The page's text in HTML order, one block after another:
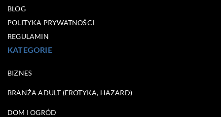
BLOG
POLITYKA PRYWATNOŚCI
REGULAMIN
KATEGORIE
BIZNES
BRANŻA ADULT (EROTYKA, HAZARD)
DOM I OGRÓD